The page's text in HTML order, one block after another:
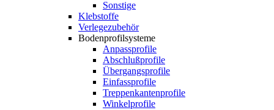
Sonstige
Klebstoffe
Verlegezubehör
Bodenprofilsysteme
Anpassprofile
Abschlußprofile
Übergangsprofile
Einfassprofile
Treppenkantenprofile
Winkelprofile